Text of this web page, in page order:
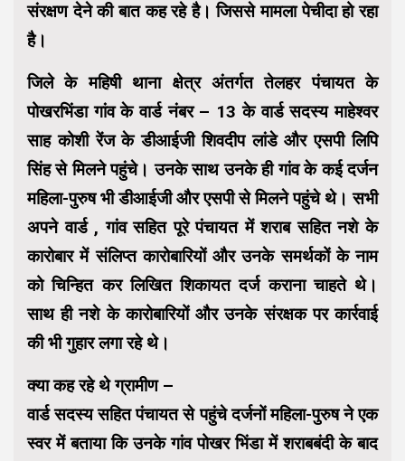
संरक्षण देने की बात कह रहे है। जिससे मामला पेचीदा हो रहा
है।
जिले के महिषी थाना क्षेत्र अंतर्गत तेलहर पंचायत के
पोखरभिंडा गांव के वार्ड नंबर – 13 के वार्ड सदस्य माहेश्वर
साह कोशी रेंज के डीआईजी शिवदीप लांडे और एसपी लिपि
सिंह से मिलने पहुंचे। उनके साथ उनके ही गांव के कई दर्जन
महिला-पुरुष भी डीआईजी और एसपी से मिलने पहुंचे थे। सभी
अपने वार्ड , गांव सहित पूरे पंचायत में शराब सहित नशे के
कारोबार में संलिप्त कारोबारियों और उनके समर्थकों के नाम
को चिन्हित कर लिखित शिकायत दर्ज कराना चाहते थे।
साथ ही नशे के कारोबारियों और उनके संरक्षक पर कार्रवाई
की भी गुहार लगा रहे थे।
क्या कह रहे थे ग्रामीण –
वार्ड सदस्य सहित पंचायत से पहुंचे दर्जनों महिला-पुरुष ने एक
स्वर में बताया कि उनके गांव पोखर भिंडा में शराबबंदी के बाद